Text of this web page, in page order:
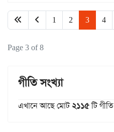
1 2 3 4
Page 3 of 8
গীতি সংখ্যা
এখানে আছে মোট২১১৫টি গীতি